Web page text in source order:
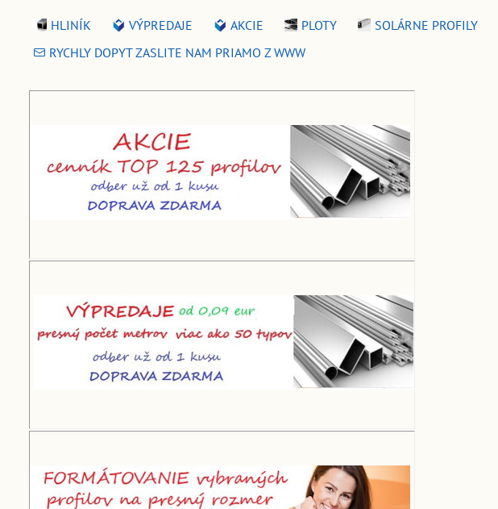
HLINÍK VÝPREDAJE AKCIE PLOTY SOLÁRNE PROFILY
RYCHLY DOPYT ZASLITE NAM PRIAMO Z WWW